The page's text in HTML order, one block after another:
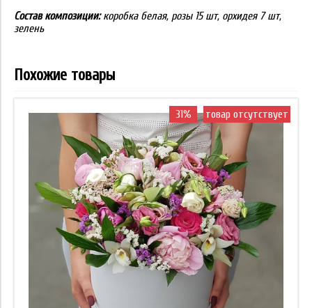
Состав композиции:коробка белая, розы 15 шт, орхидея 7 шт,
зелень
Похожие товары
31% товар отсутствует